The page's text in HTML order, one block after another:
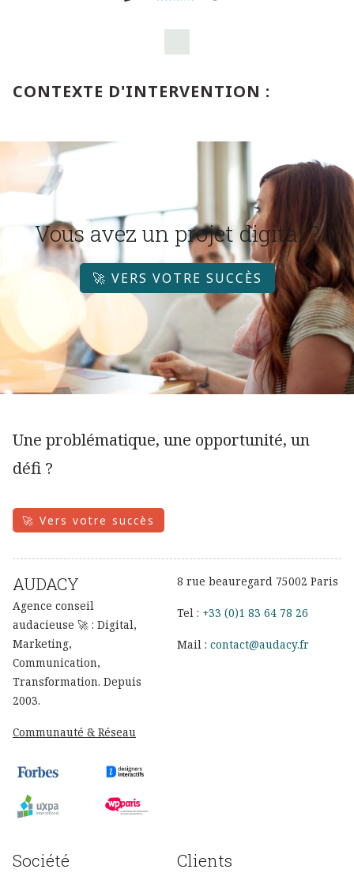
CONTEXTE D'INTERVENTION :
Vous avez un projet digital ?
🚀 VERS VOTRE SUCCÈS
Une problématique, une opportunité, un
défi ?
🚀 Vers votre succès
AUDACY
Agence conseil
audacieuse 🚀 : Digital,
Marketing,
Communication,
Transformation. Depuis
2003.
Communauté & Réseau
8 rue beauregard 75002 Paris
Tel : +33 (0)1 83 64 78 26
Mail : contact@audacy.fr
Société Clients